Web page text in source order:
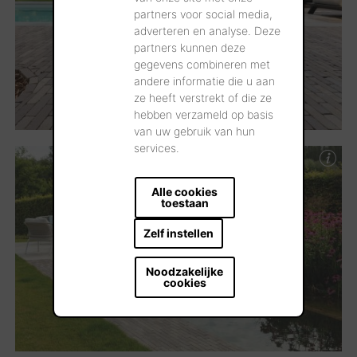
partners voor social media,
adverteren en analyse. Deze
partners kunnen deze
gegevens combineren met
andere informatie die u aan
ze heeft verstrekt of die ze
hebben verzameld op basis
van uw gebruik van hun
services.
Alle cookies
toestaan
Zelf instellen
Noodzakelijke
cookies